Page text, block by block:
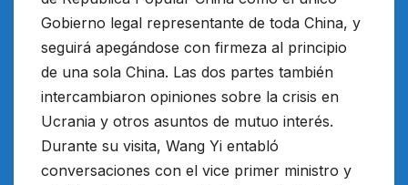
Gobierno legal representante de toda China, y
seguirá apegándose con firmeza al principio
de una sola China. Las dos partes también
intercambiaron opiniones sobre la crisis en
Ucrania y otros asuntos de mutuo interés.
Durante su visita, Wang Yi entabló
conversaciones con el vice primer ministro y